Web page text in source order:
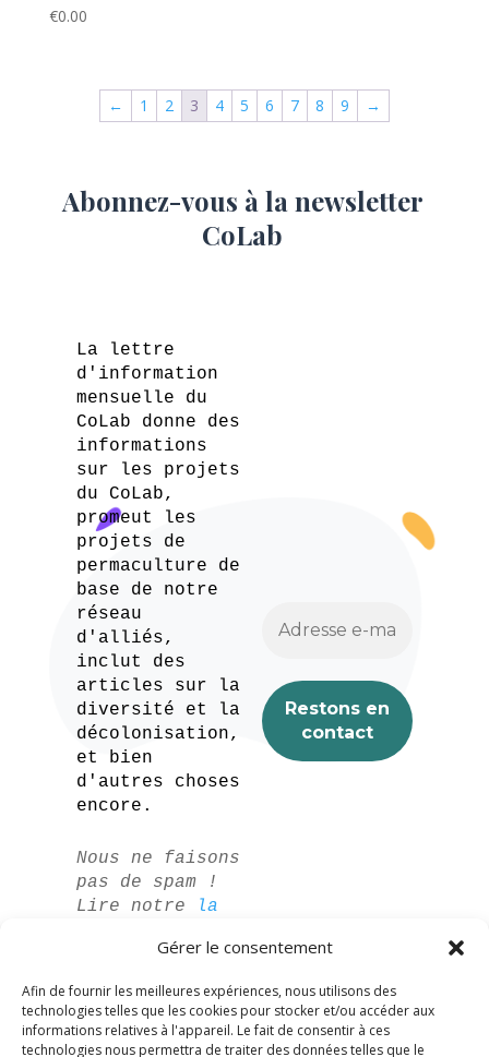
Gérer le consentement
Afin de fournir les meilleures expériences, nous utilisons des
technologies telles que les cookies pour stocker et/ou accéder aux
informations relatives à l'appareil. Le fait de consentir à ces
technologies nous permettra de traiter des données telles que le
€0.00
← 1 2 3 4 5 6 7 8 9 →
Abonnez-vous à la newsletter
CoLab
La lettre
d'information
mensuelle du
CoLab donne des
informations
sur les projets
du CoLab,
promeut les
projets de
permaculture de
base de notre
réseau
d'alliés,
inclut des
articles sur la
diversité et la
décolonisation,
et bien
d'autres choses
encore.
Nous ne faisons
pas de spam !
Lire notre
la
confidentialité
d'informations.